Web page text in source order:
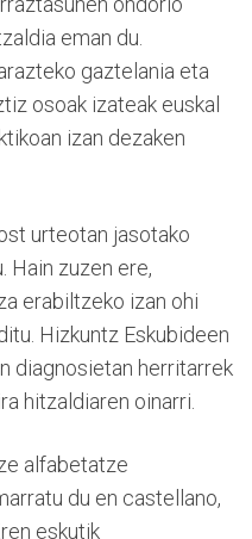
eman du.
gaztelania eta
osoak izateak euskal
izan dezaken
urteotan jasotako
Hain zuzen ere,
erabiltzeko izan ohi
Hizkuntz Eskubideen
diagnosietan herritarrek
hitzaldiaren oinarri.
alfabetatze
du en castellano,
eskutik